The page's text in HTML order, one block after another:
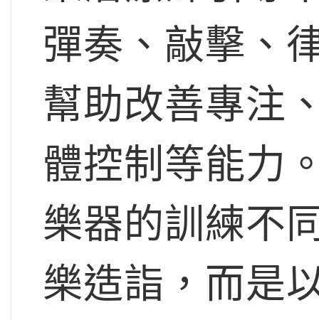
彈奏、敲擊、
幫助改善專注
體控制等能力
樂器的訓練不
樂造詣，而是